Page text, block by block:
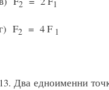
2 1
F2 = 4 F 1
13. Два едноименни